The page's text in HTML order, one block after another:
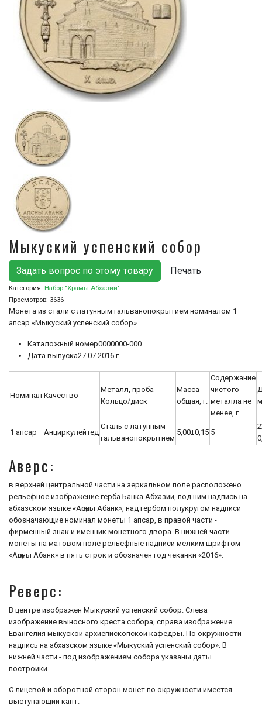
Мыкуский успенский собор
Задать вопрос по этому товару Печать
Категория: Набор "Храмы Абхазии"
Просмотров: 3636
Монета из стали с латунным гальванопокрытием номиналом 1
апсар «Мыкуский успенский собор»
Каталожный номер0000000-000
Дата выпуска27.07.2016 г.
Номинал Качество
Металл, проба
Кольцо/диск
Масса
общая, г.
Содержание
чистого
металла не
менее, г.
1 апсар Анциркулейтед
Сталь с латунным
гальванопокрытием
5,00±0,15 5
Аверс:
в верхней центральной части на зеркальном поле расположено
рельефное изображение герба Банка Абхазии, под ним надпись на
абхазском языке «Аҧсны Абанк», над гербом полукругом надписи
обозначающие номинал монеты 1 апсар, в правой части -
фирменный знак и именник монетного двора. В нижней части
монеты на матовом поле рельефные надписи мелким шрифтом
«Аҧсны Абанк» в пять строк и обозначен год чеканки «2016».
Реверс:
В центре изображен Мыкуский успенский собор. Слева
изображение выносного креста собора, справа изображение
Евангелия мыкуской архиепископской кафедры. По окружности
надпись на абхазском языке «Мыкуский успенский собор». В
нижней части - под изображением собора указаны даты
постройки.
С лицевой и оборотной сторон монет по окружности имеется
выступающий кант.